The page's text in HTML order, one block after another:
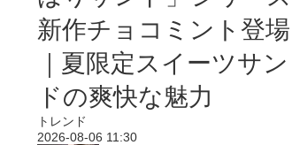
新作チョコミント登場
｜夏限定スイーツサン
ドの爽快な魅力
トレンド
2026-08-06 11:30